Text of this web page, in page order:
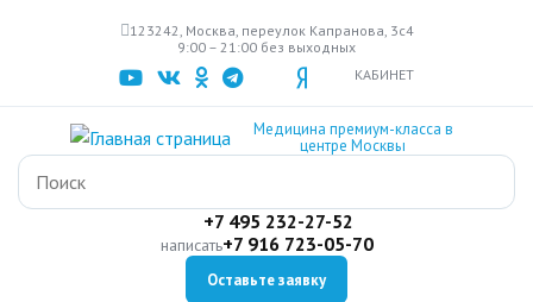
к
основному
содержанию
123242, Москва, переулок Капранова, 3с4
9:00 – 21:00 без выходных
КАБИНЕТ
Медицина премиум-класса в
центре Москвы
+7 495 232-27-52
написать+7 916 723-05-70
Оставьте заявку